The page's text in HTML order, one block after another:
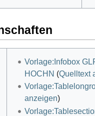
Vorlage:Infobox
HOCHN (Quelltext
anzeigen)